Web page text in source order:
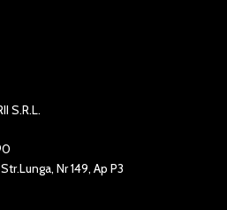
S.R.L.
Nr 149, Ap P3